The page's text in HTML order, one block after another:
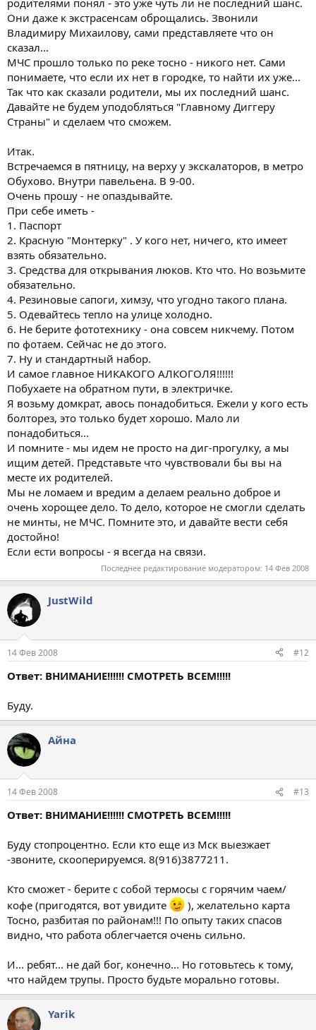
Они даже к экстрасенсам оброщались. Звонили
Владимиру Михаилову, сами представляете что он
сказал...
МЧС прошло только по реке тосно - никого нет. Сами
понимаете, что если их нет в городке, то найти их уже...
Так что как сказали родители, мы их последний шанс.
Давайте не будем уподобляться "Главному Диггеру
Страны" и сделаем что сможем.
Итак.
Встречаемся в пятницу, на верху у экскалаторов, в метро
Обухово. Внутри павельена. В 9-00.
Очень прошу - не опаздывайте.
При себе иметь -
1. Паспорт
2. Красную "Монтерку" . У кого нет, ничего, кто имеет
взять обязательно.
3. Средства для открывания люков. Кто что. Но возьмите
обязательно.
4. Резиновые сапоги, химзу, что угодно такого плана.
5. Одевайтесь тепло на улице холодно.
6. Не берите фототехнику - она совсем никчему. Потом
по фотаем. Сейчас не до этого.
7. Ну и стандартный набор.
И самое главное НИКАКОГО АЛКОГОЛЯ!!!!!!
Побухаете на обратном пути, в электричке.
Я возьму домкрат, авось понадобиться. Ежели у кого есть
болторез, это только будет хорошо. Мало ли
понадобиться...
И помните - мы идем не просто на диг-прогулку, а мы
ищим детей. Представьте что чувствовали бы вы на
месте их родителей.
Мы не ломаем и вредим а делаем реально доброе и
очень хорощее дело. То дело, которое не смогли сделать
не минты, не МЧС. Помните это, и давайте вести себя
достойно!
Если ести вопросы - я всегда на связи.
Последнее редактирование модератором: 14 Фев 2008
JustWild
14 Фев 2008 #12
Ответ: ВНИМАНИЕ!!!!!! СМОТРЕТЬ ВСЕМ!!!!!
Буду.
Айна
14 Фев 2008 #13
Ответ: ВНИМАНИЕ!!!!!! СМОТРЕТЬ ВСЕМ!!!!!
Буду стопроцентно. Если кто еще из Мск выезжает
-звоните, скооперируемся. 8(916)3877211.
Кто сможет - берите с собой термосы с горячим чаем/
кофе (пригодятся, вот увидите
), желательно карта
Тосно, разбитая по районам!!! По опыту таких спасов
видно, что работа облегчается очень сильно.
И... ребят... не дай бог, конечно... Но готовьтесь к тому,
что найдем трупы. Просто будьте морально готовы.
Yarik